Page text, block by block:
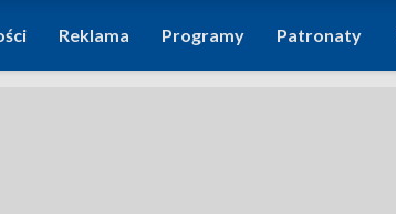
Reklama Programy Patronaty